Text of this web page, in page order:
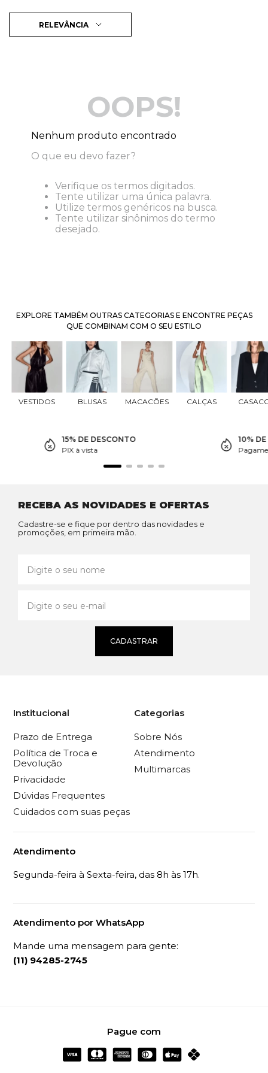
RELEVÂNCIA
OOPS!
Nenhum produto encontrado
O que eu devo fazer?
Verifique os termos digitados.
Tente utilizar uma única palavra.
Utilize termos genéricos na busca.
Tente utilizar sinônimos do termo
desejado.
EXPLORE TAMBÉM OUTRAS CATEGORIAS E ENCONTRE PEÇAS
QUE COMBINAM COM O SEU ESTILO
VESTIDOS BLUSAS MACACÕES CALÇAS
15% DE DESCONTO
PIX à vista
10%
RECEBA AS NOVIDADES E OFERTAS
Cadastre-se e fique por dentro das novidades e
promoções, em primeira mão.
CADASTRAR
Institucional
Prazo de Entrega
Política de Troca e
Devolução
Privacidade
Dúvidas Frequentes
Cuidados com suas peças
Categorias
Sobre Nós
Atendimento
Multimarcas
Atendimento
Segunda-feira à Sexta-feira, das 8h às 17h.
Atendimento por WhatsApp
Mande uma mensagem para gente:
(11) 94285-2745
Pague com